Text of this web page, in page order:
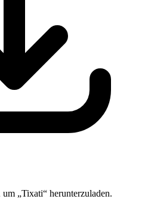
„Tixati“ herunterzuladen.